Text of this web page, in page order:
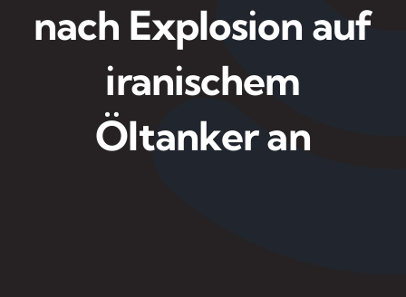
nach Explosion auf
iranischem
Öltanker an